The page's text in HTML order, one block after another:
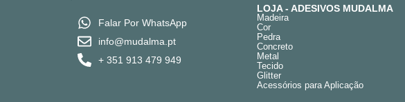
Falar Por WhatsApp
info@mudalma.pt
+ 351 913 479 949
LOJA - ADESIVOS MUDALMA
Madeira
Cor
Pedra
Concreto
Metal
Tecido
Glitter
Acessórios para Aplicação